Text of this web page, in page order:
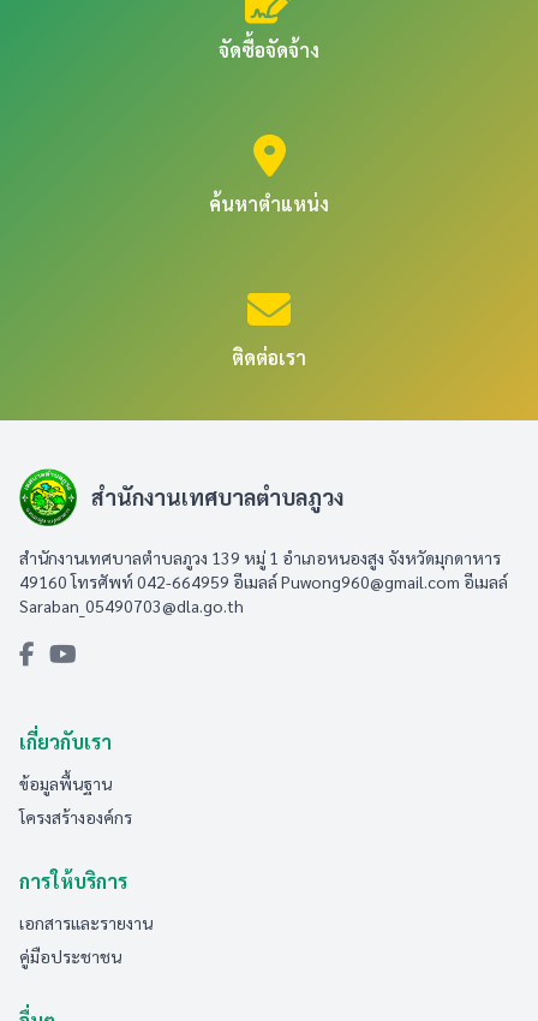
จัดซื้อจัดจ้าง
ค้นหาตำแหน่ง
ติดต่อเรา
สำนักงานเทศบาลตำบลภูวง
สำนักงานเทศบาลตำบลภูวง 139 หมู่ 1 อำเภอหนองสูง จังหวัดมุกดาหาร
49160 โทรศัพท์ 042-664959 อีเมลล์Puwong960@gmail.com อีเมลล์
Saraban_05490703@dla.go.th
เกี่ยวกับเรา
ข้อมูลพื้นฐาน
โครงสร้างองค์กร
การให้บริการ
เอกสารและรายงาน
คู่มือประชาชน